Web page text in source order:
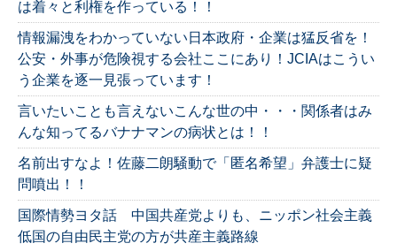
は着々と利権を作っている！！
情報漏洩をわかっていない日本政府・企業は猛反省を！
公安・外事が危険視する会社ここにあり！JCIAはこうい
う企業を逐一見張っています！
言いたいことも言えないこんな世の中・・・関係者はみ
んな知ってるバナナマンの病状とは！！
名前出すなよ！佐藤二朗騒動で「匿名希望」弁護士に疑
問噴出！！
国際情勢ヨタ話 中国共産党よりも、ニッポン社会主義
低国の自由民主党の方が共産主義路線